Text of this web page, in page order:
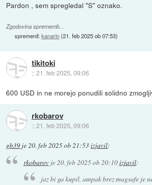
Pardon , sem spregledal "S" oznako.
Zgodovina sprememb…
spremenil:kanarin(21. feb 2025 ob 07:53)
tikitoki
::21. feb 2025, 09:06
600 USD in ne morejo ponudili solidno
rkobarov
::21. feb 2025, 09:06
gb39 je20. feb 2025 ob 21:53izjavil:
rkobarovje20. feb 2025 ob 20:10izjavil:
jaz bi ga kupil, ampak brez magsafe je